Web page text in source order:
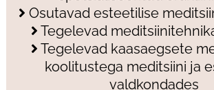
Osutavad esteetilise
Tegelevad
Tegelevad kaasaegsete
koolitustega meditsiini ja
valdkondades